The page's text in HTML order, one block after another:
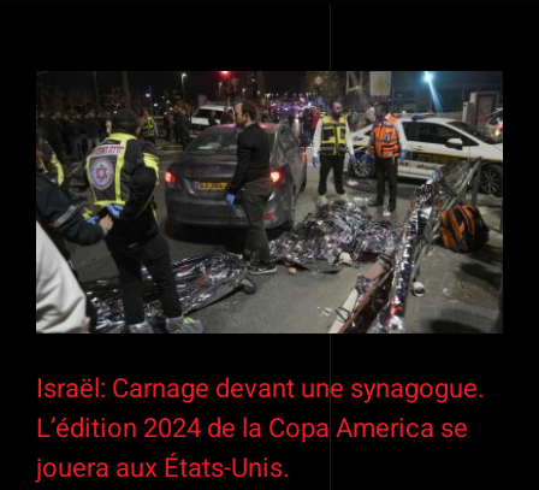
Israël: Carnage devant une synagogue.
L’édition 2024 de la Copa America se
jouera aux États-Unis.